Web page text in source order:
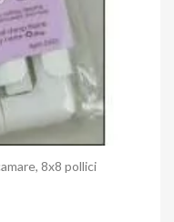
8x8 pollici